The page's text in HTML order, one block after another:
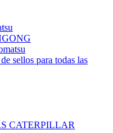
sellos para todas las
CATERPILLAR